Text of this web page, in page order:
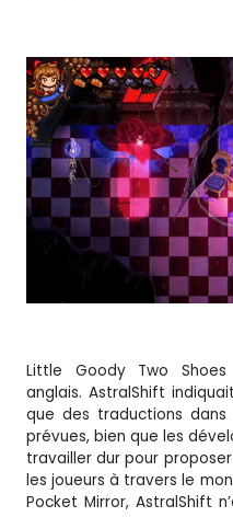
Little Goody Two
anglais. AstralShift
que des traductions dans
prévues, bien que les
travailler dur pour
les joueurs à travers le
Pocket Mirror, AstralShift